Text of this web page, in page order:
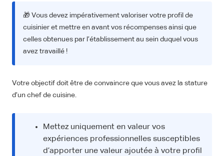
🎁 Vous devez impérativement valoriser votre profil de
cuisinier et mettre en avant vos récompenses ainsi que
celles obtenues par l’établissement au sein duquel vous
avez travaillé !
Votre objectif doit être de convaincre que vous avez la stature
d’un chef de cuisine.
Mettez uniquement en valeur vos
expériences professionnelles susceptibles
d’apporter une valeur ajoutée à votre profil